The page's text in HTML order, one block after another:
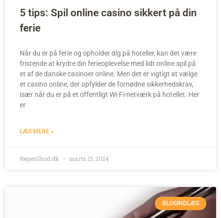
5 tips: Spil online casino sikkert på din
ferie
Når du er på ferie og opholder dig på hoteller, kan det være
fristende at krydre din ferieoplevelse med lidt online spil på
et af de danske casinoer online. Men det er vigtigt at vælge
et casino online, der opfylder de fornødne sikkerhedskrav,
især når du er på et offentligt Wi-Fi-netværk på hotellet. Her
er
LÆS MERE »
Rejsetilbud.dk marts 15, 2024
BLOGINDLÆG